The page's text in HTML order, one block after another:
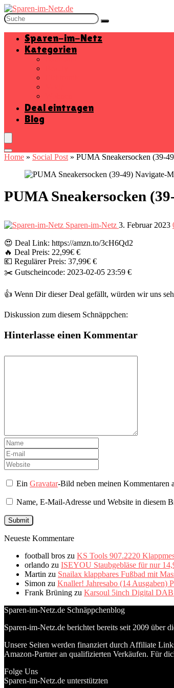
Sparen-im-Netz
Kategorien
Deal eintragen
Blog
Home » Social Post » PUMA Sneakersocken (39-
PUMA Sneakersocken
Sparen-im-Netz 3. Februar 2023
😍 Deal Link: https://amzn.to/3cH6Qd2
🔥 Deal Preis: 22,99€ €
💶 Regulärer Preis: 37,99€ €
✂️ Gutscheincode: 2023-02-05 23:59 €
👍 Wenn Dir dieser Deal gefällt, würden wir uns
Diskussion zum diesem Schnäppchen:
Hinterlasse einen Kommentar
EinGravatar-Bild neben meinen Kommentaren
Name, E-Mail-Adresse und Website in diesem
Neueste Kommentare
football bros zu KS Tools 907.2220
orlando zu ISEYOU Staubgebläse für nur
Martin zu Snailax klappbares Fußbad mit
Simon zu Knaller! Jahresabo (14 Ausgaben)
Frank Brüning zu Karsoul 5inch Digital DAB
Sparen-im-Netz.de Schnäppchenblog
Sparen-im-Netz.de berichtet bereits seit 2009 über
Unsere Seiten werden finanziert durch Affiliate
Amazon-Partner an qualifizierten Verkäufen. Für
Folge Uns
Sparen-im-Netz.de unterstützten